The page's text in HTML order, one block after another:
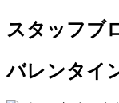
スタッフブ
バレンタイ